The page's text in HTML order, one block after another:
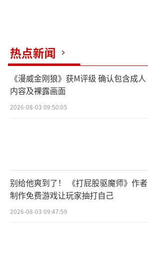
热点新闻
《漫威金刚狼》获M评级 确认包含成人
内容及裸露画面
2026-08-03 09:50:05
别给他爽到了！ 《打屁股驱魔师》作者
制作免费游戏让玩家抽打自己
2026-08-03 09:47:59